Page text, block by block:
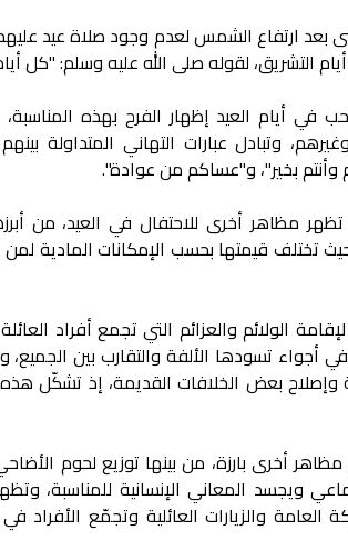
بعد ارتفاع الشمس لعدم وجود صلاة عيد
التشريق، لقوله صلى الله عليه وسلم: "كل
أيام العيد إظهار الفرح بهذه المناسبة،
وتبادل عبارات التهاني المتداولة
بخير"، و"عساكم من عوادة".
تظهر مظاهر أخرى للاحتفال في العيد، من
تختلف قيمتها بحسب الإمكانات المادية
الولائم والعزائم التي تجمع أفراد
أجواء تسودها الألفة والتقارب بين
وإصلاح بعض الخلافات القديمة، إذ تشكّل
أخرى بارزة، من بينها توزيع لحوم
ويجسد المعاني الإنسانية للمناسبة،
العامة والزيارات العائلية وتجمّع الأفراد